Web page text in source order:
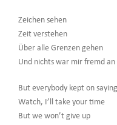
Zeichen sehen
Zeit verstehen
Über alle Grenzen gehen
Und nichts war mir fremd an
But everybody kept on saying
Watch, I’ll take your time
But we won’t give up